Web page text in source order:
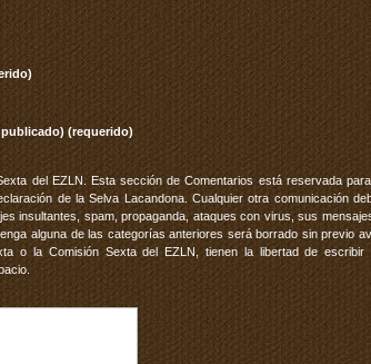
(requerido)
del EZLN. Esta sección de Comentarios está reservada
de la Selva Lacandona. Cualquier otra comunicación
insultantes, spam, propaganda, ataques con virus, sus
alguna de las categorías anteriores será borrado sin previo
o la Comisión Sexta del EZLN, tienen la libertad de escribir